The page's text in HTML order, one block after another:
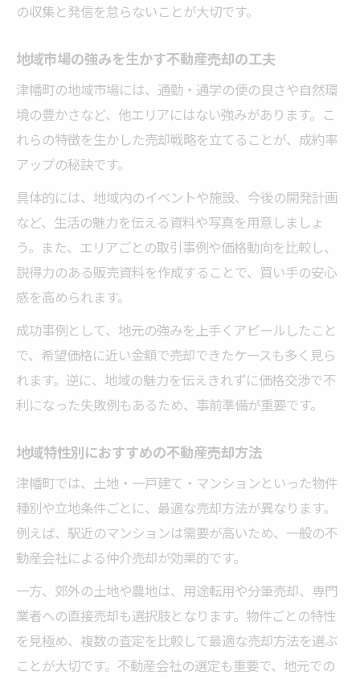
の収集と発信を怠らないことが大切です。
地域市場の強みを生かす不動産売却の工夫
津幡町の地域市場には、通勤・通学の便の良さや自然環
境の豊かさなど、他エリアにはない強みがあります。こ
れらの特徴を生かした売却戦略を立てることが、成約率
アップの秘訣です。
具体的には、地域内のイベントや施設、今後の開発計画
など、生活の魅力を伝える資料や写真を用意しましょ
う。また、エリアごとの取引事例や価格動向を比較し、
説得力のある販売資料を作成することで、買い手の安心
感を高められます。
成功事例として、地元の強みを上手くアピールしたこと
で、希望価格に近い金額で売却できたケースも多く見ら
れます。逆に、地域の魅力を伝えきれずに価格交渉で不
利になった失敗例もあるため、事前準備が重要です。
地域特性別におすすめの不動産売却方法
津幡町では、土地・一戸建て・マンションといった物件
種別や立地条件ごとに、最適な売却方法が異なります。
例えば、駅近のマンションは需要が高いため、一般の不
動産会社による仲介売却が効果的です。
一方、郊外の土地や農地は、用途転用や分筆売却、専門
業者への直接売却も選択肢となります。物件ごとの特性
を見極め、複数の査定を比較して最適な売却方法を選ぶ
ことが大切です。不動産会社の選定も重要で、地元での